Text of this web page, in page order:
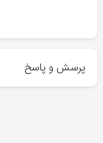
پرسش و پاسخ